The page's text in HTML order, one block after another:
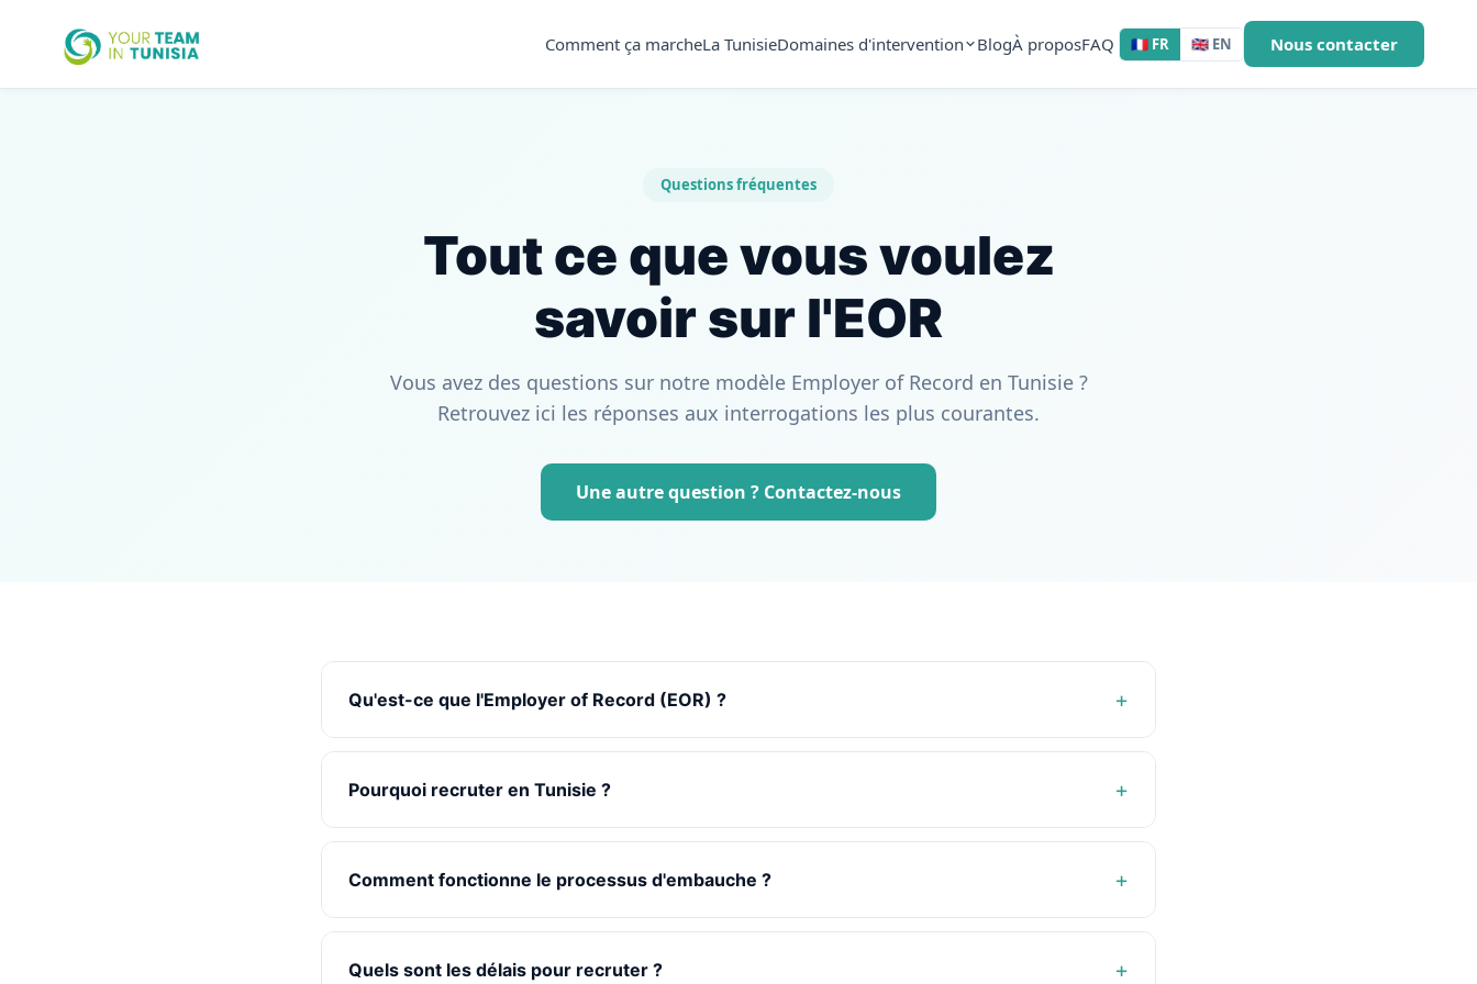
Comment ça marcheLa TunisieDomaines d'intervention BlogÀ proposFAQ 🇫🇷 FR 🇬🇧 EN Nous contacter
Questions fréquentes
Tout ce que vous voulez
savoir sur l'EOR
Vous avez des questions sur notre modèle Employer of Record en Tunisie ?
Retrouvez ici les réponses aux interrogations les plus courantes.
Une autre question ? Contactez-nous
Qu'est-ce que l'Employer of Record (EOR) ? +
Pourquoi recruter en Tunisie ? +
Comment fonctionne le processus d'embauche ? +
Quels sont les délais pour recruter ? +